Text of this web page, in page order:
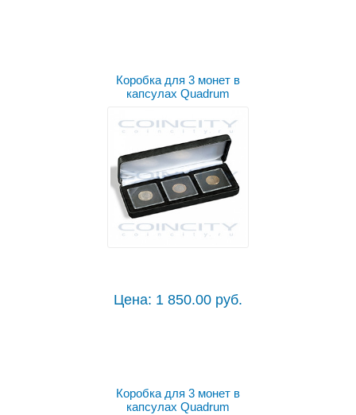
Коробка для 3 монет в
капсулах Quadrum
Цена: 1 850.00 руб.
Коробка для 3 монет в
капсулах Quadrum